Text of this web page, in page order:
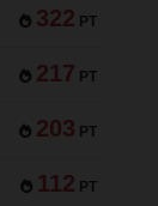
322 PT
217 PT
203 PT
112 PT